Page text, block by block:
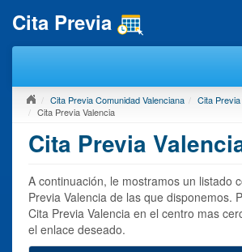
Cita Previa
Cita Previa Comunidad Valenciana
Cita
Cita Previa Valencia
Cita Previa
A continuación, le mostramos un listado
Previa Valencia de las que disponemos.
Cita Previa Valencia en el centro mas
el enlace deseado.